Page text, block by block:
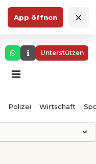
App öffnen ×
Unterstützen
Polizei Wirtschaft